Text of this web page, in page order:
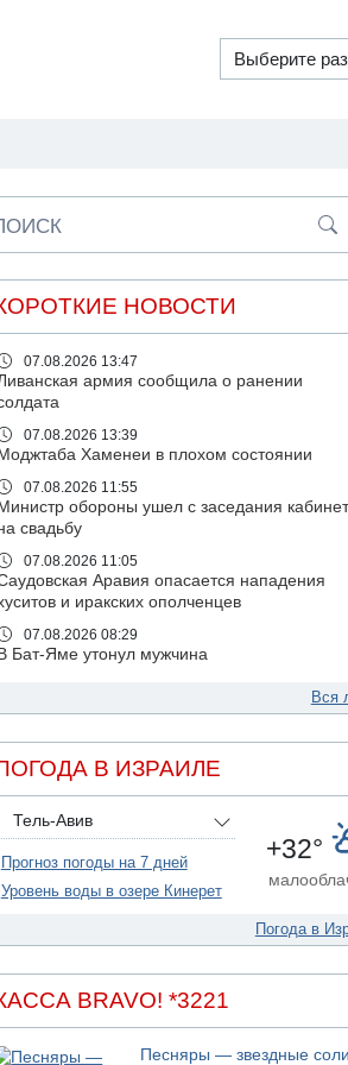
НОВОСТИ
07.08.2026 13:47
армия сообщила о ранении
07.08.2026 13:39
Моджтаба Хаменеи в плохом состоянии
07.08.2026 11:55
Министр обороны ушел с заседания
свадьбу
07.08.2026 11:05
Аравия опасается нападения
и иракских ополченцев
07.08.2026 08:29
В Бат-Яме утонул мужчина
07.08.2026 06:47
от Бейт-Шемеша погиб
07.08.2026 06:24
Саудовская Аравия сообщает о нападении
хуситов
06.08.2026 13:43
электрической компании
06.08.2026 13:07
Кирьят-Арбы пожар на местности
Вся
В ИЗРАИЛЕ
Тель-Авив
Прогноз погоды на 7 дней
Уровень воды в озере Кинерет
+32°
Погода в
BRAVO! *3221
Песняры — звездные